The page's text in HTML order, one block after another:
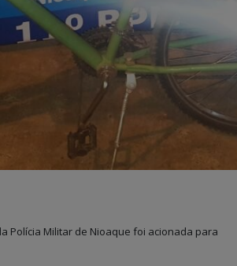
Polícia Militar de Nioaque foi acionada para